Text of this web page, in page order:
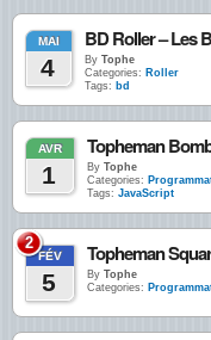
MAI
4 By Tophe
Categories: Roller
Tags: bd
AVR
1 By Tophe
Categories:
Tags: JavaScript
2
FÉV
5
Topheman
By Tophe
Categories: